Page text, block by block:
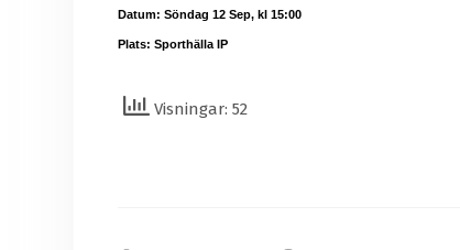
Datum: Söndag 12 Sep, kl 15:00
Plats: Sporthälla IP
Visningar: 52